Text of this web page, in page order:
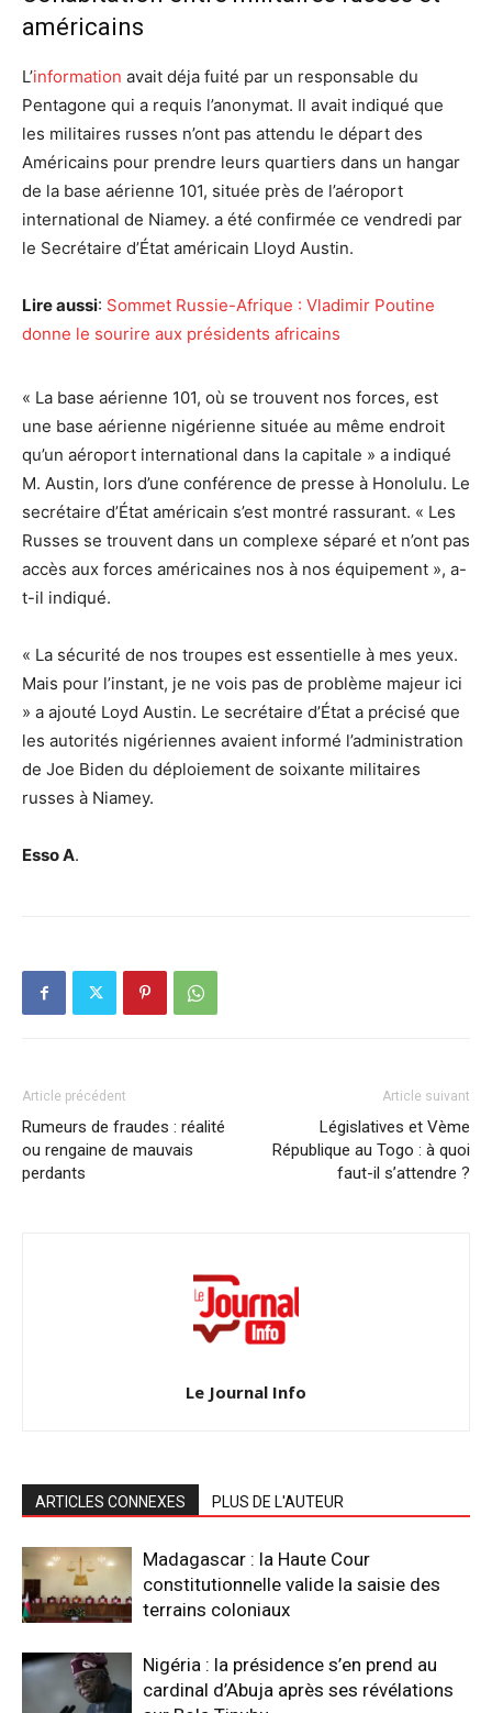
américains
L’information avait déja fuité par un responsable du
Pentagone qui a requis l’anonymat. Il avait indiqué que
les militaires russes n’ont pas attendu le départ des
Américains pour prendre leurs quartiers dans un hangar
de la base aérienne 101, située près de l’aéroport
international de Niamey. a été confirmée ce vendredi par
le Secrétaire d’État américain Lloyd Austin.
Lire aussi: Sommet Russie-Afrique : Vladimir Poutine
donne le sourire aux présidents africains
« La base aérienne 101, où se trouvent nos forces, est
une base aérienne nigérienne située au même endroit
qu’un aéroport international dans la capitale » a indiqué
M. Austin, lors d’une conférence de presse à Honolulu. Le
secrétaire d’État américain s’est montré rassurant. « Les
Russes se trouvent dans un complexe séparé et n’ont pas
accès aux forces américaines nos à nos équipement », a-
t-il indiqué.
« La sécurité de nos troupes est essentielle à mes yeux.
Mais pour l’instant, je ne vois pas de problème majeur ici
» a ajouté Loyd Austin. Le secrétaire d’État a précisé que
les autorités nigériennes avaient informé l’administration
de Joe Biden du déploiement de soixante militaires
russes à Niamey.
Esso A.
Article précédent
Rumeurs de fraudes : réalité
ou rengaine de mauvais
perdants
Article suivant
Législatives et Vème
République au Togo : à quoi
faut-il s’attendre ?
Le Journal Info
ARTICLES CONNEXES PLUS DE L'AUTEUR
Madagascar : la Haute Cour
constitutionnelle valide la saisie des
terrains coloniaux
Nigéria : la présidence s’en prend au
cardinal d’Abuja après ses révélations